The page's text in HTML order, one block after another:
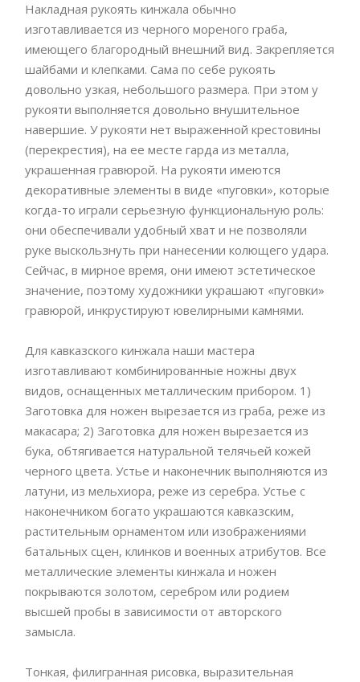
Накладная рукоять кинжала обычно
изготавливается из черного мореного граба,
имеющего благородный внешний вид. Закрепляется
шайбами и клепками. Сама по себе рукоять
довольно узкая, небольшого размера. При этом у
рукояти выполняется довольно внушительное
навершие. У рукояти нет выраженной крестовины
(перекрестия), на ее месте гарда из металла,
украшенная гравюрой. На рукояти имеются
декоративные элементы в виде «пуговки», которые
когда-то играли серьезную функциональную роль:
они обеспечивали удобный хват и не позволяли
руке выскользнуть при нанесении колющего удара.
Сейчас, в мирное время, они имеют эстетическое
значение, поэтому художники украшают «пуговки»
гравюрой, инкрустируют ювелирными камнями.
Для кавказского кинжала наши мастера
изготавливают комбинированные ножны двух
видов, оснащенных металлическим прибором. 1)
Заготовка для ножен вырезается из граба, реже из
макасара; 2) Заготовка для ножен вырезается из
бука, обтягивается натуральной телячьей кожей
черного цвета. Устье и наконечник выполняются из
латуни, из мельхиора, реже из серебра. Устье с
наконечником богато украшаются кавказским,
растительным орнаментом или изображениями
батальных сцен, клинков и военных атрибутов. Все
металлические элементы кинжала и ножен
покрываются золотом, серебром или родием
высшей пробы в зависимости от авторского
замысла.
Тонкая, филигранная рисовка, выразительная